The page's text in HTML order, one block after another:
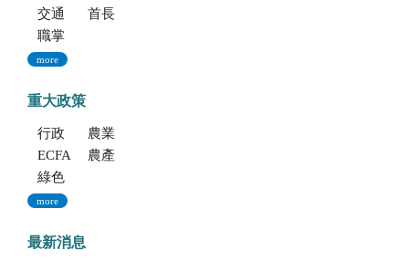
交通指南
首長專區
職掌與組織編制
more
重大政策
行政院重大政策(連結至行政院)
農業部重大政策(連結至農業部)
ECFA專區
農產業保險(連結至農糧署)
綠色環境給付計畫(連結至農糧署)
more
最新消息